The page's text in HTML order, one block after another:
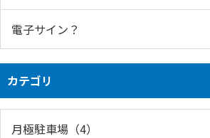
電子サイン？
カテゴリ
月極駐車場（4）